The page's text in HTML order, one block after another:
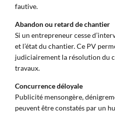
fautive.
Abandon ou retard de chantier
Si un entrepreneur cesse
et l’état du chantier. Ce PV
judiciairement la résolution du
travaux.
Concurrence déloyale
Publicité mensongère,
peuvent être constatés par un